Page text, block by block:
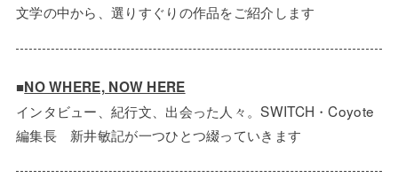
文学の中から、選りすぐりの作品をご紹介します
■NO WHERE, NOW HERE
インタビュー、紀行文、出会った人々。SWITCH・Coyote
編集長 新井敏記が一つひとつ綴っていきます